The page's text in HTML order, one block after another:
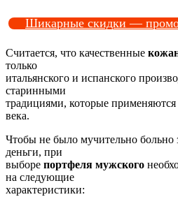
Шикарные скидки —
Считается, что качественные
только
итальянского и испанского
старинными
традициями, которые
века.
Чтобы не было мучительно больно
деньги, при
выборе портфеля мужского
на следующие
характеристики: